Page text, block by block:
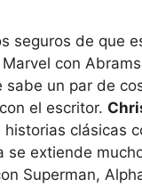
seguros de que
con
sabe un par de
el escritor.
clásicas
se extiende
Superman,